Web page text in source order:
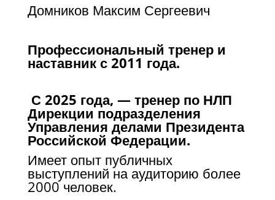
Домников Максим Сергеевич
Профессиональный тренер и
наставник с 2011 года.
С 2025 года, — тренер по НЛП
Дирекции подразделения
Управления делами Президента
Российской Федерации.
Имеет опыт публичных
выступлений на аудиторию более
2000 человек.